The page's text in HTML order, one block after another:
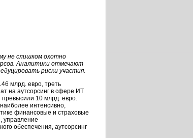
не слишком охотно
Аналитики отмечают
риски участия.
млрд. евро, треть
на аутсорсинг в сфере ИТ
превысили 10 млрд. евро.
интенсивно,
финансовые и страховые
управление
обеспечения, аутсорсинг